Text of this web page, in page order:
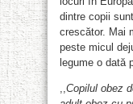
dintre copii
crescător. Mai
peste micul
legume o dată
,,Copilul obez